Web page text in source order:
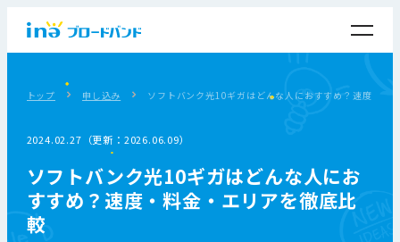
トップ 申し込み ソフトバンク光10ギガはどんな人におすすめ？速度・料
2024.02.27（更新：2026.06.09）
ソフトバンク光10ギガはどんな人にお
すすめ？速度・料金・エリアを徹底比
較